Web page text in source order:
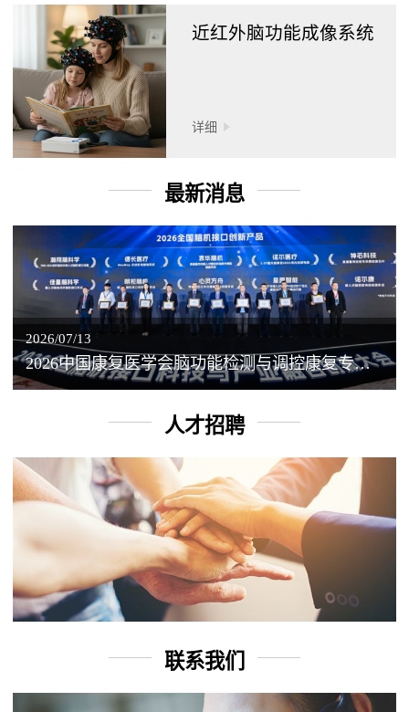
近红外脑功能成像系统
详细
最新消息
2026/07/13
2026中国康复医学会脑功能检测与调控康复专业委员会学术年会丨脑客中国：脑机接口——EEG驱动TMS闭环调控工作坊
人才招聘
联系我们